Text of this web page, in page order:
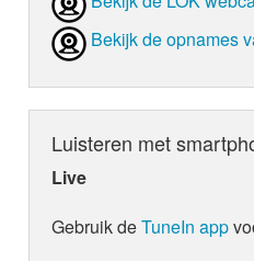
Bekijk de opnames
Luisteren met
Live
Gebruik deTuneIn app